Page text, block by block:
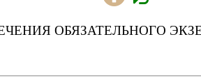
ОБЯЗАТЕЛЬНОГО